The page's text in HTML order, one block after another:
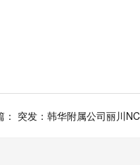
突发：韩华附属公司丽川